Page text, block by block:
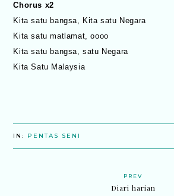
Chorus x2
Kita satu bangsa, Kita satu Negara
Kita satu matlamat, oooo
Kita satu bangsa, satu Negara
Kita Satu Malaysia
IN: PENTAS SENI
PREV
Diari harian